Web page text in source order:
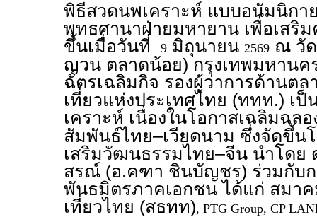
พิธีสวดนพเคราะห์ แบบอนัมนิกา
พุทธศานาฝ่ายมหายาน เพื่อเสริ
ขึ้นเมื่อวันที่
9 มิถุนายน 2569 ณ วั
ญวน ตลาดน้อย) กรุงเทพมหาน
ฉัตรเฉลิมกิจ รองผู้ว่าการด้านตล
เที่ยวแห่งประเทศไทย (ททท.) เ
เคราะห์ เนื่องในโอกาสเฉลิมฉล
สัมพันธ์ไทย–เวียดนาม ซึ่งจัดขึ้น
เสริมวัฒนธรรมไทย–จีน นำโด
สรณ์ (อ.คฑา ชินบัญชร) ร่วมกับ
พันธมิตรภาคเอกชน ได้แก่ สมาค
เที่ยวไทย (สธทท), PTG Group, CP